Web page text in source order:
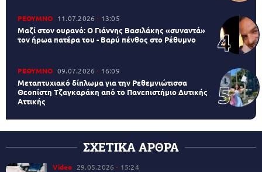
ΡΕΘΥΜΝΟ 11.07.2026 13:05
Μαζί στον ουρανό: Ο Γιάννης Βασιλάκης «συναντά»
τον ήρωα πατέρα του - Βαρύ πένθος στο Ρέθυμνο
ΡΕΘΥΜΝΟ 09.07.2026 16:09
Μεταπτυχιακό δίπλωμα για την Ρεθεμνιώτισσα
Θεοπίστη Τζαγκαράκη από το Πανεπιστήμιο Δυτικής
Αττικής
ΣΧΕΤΙΚΑ ΑΡΘΡΑ
Video 29.05.2026 15:24